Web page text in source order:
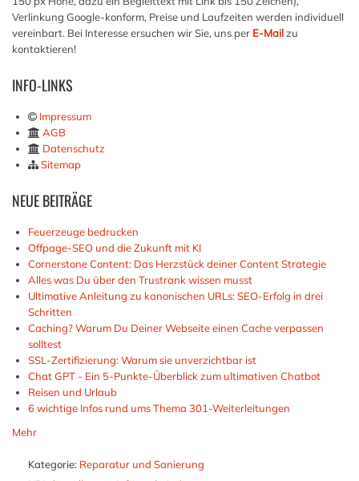
Verlinkung Google-konform, Preise und Laufzeiten werden individuell
vereinbart. Bei Interesse ersuchen wir Sie, uns per E-Mailzu
kontaktieren!
INFO-LINKS
Impressum
AGB
Datenschutz
Sitemap
NEUEBEITRÄGE
Feuerzeuge bedrucken
Offpage-SEO und die Zukunft mit KI
Cornerstone Content: Das Herzstück deiner Content Strategie
Alles was Du über den Trustrank wissen musst
Ultimative Anleitung zu kanonischen URLs: SEO-Erfolg in drei
Schritten
Caching? Warum Du Deiner Webseite einen Cache verpassen
solltest
SSL-Zertifizierung: Warum sie unverzichtbar ist
Chat GPT - Ein 5-Punkte-Überblick zum ultimativen Chatbot
Reisen und Urlaub
6 wichtige Infos rund ums Thema 301-Weiterleitungen
Mehr
Kategorie: Reparatur und Sanierung